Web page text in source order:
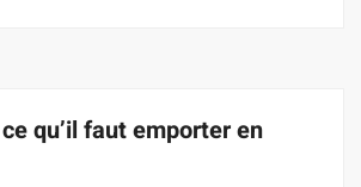
qu’il faut emporter en